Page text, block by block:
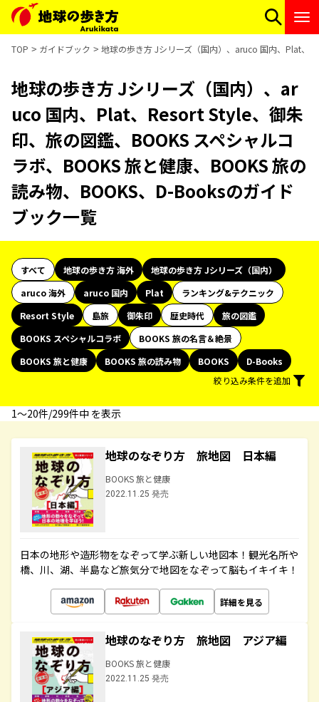
TOP ガイドブック 地球の歩き方 Jシリーズ（国内）、aruco 国内、Plat、
地球の歩き方 Jシリーズ（国内）、ar
uco 国内、Plat、Resort Style、御朱
印、旅の図鑑、BOOKS スペシャルコ
ラボ、BOOKS 旅と健康、BOOKS 旅の
読み物、BOOKS、D-Booksのガイド
ブック一覧
すべて 地球の歩き方 海外
地球の歩き方 Jシリーズ（国内）
aruco 海外
aruco 国内 Plat
ランキング&テクニック
Resort Style
島旅 御朱印 歴史時代
旅の図鑑
BOOKS スペシャルコラボ
BOOKS 旅の名言＆絶景
BOOKS 旅と健康
BOOKS 旅の読み物 BOOKS
D-Books
絞り込み条件を追加
1〜20件/299件中 を表示
地球のなぞり方 旅地図 日本編
BOOKS 旅と健康
2022.11.25 発売
日本の地形や造形物をなぞって学ぶ新しい地図本！観光名所や
橋、川、湖、半島など旅気分で地図をなぞって脳もイキイキ！
詳細を見る
地球のなぞり方 旅地図 アジア編
BOOKS 旅と健康
2022.11.25 発売